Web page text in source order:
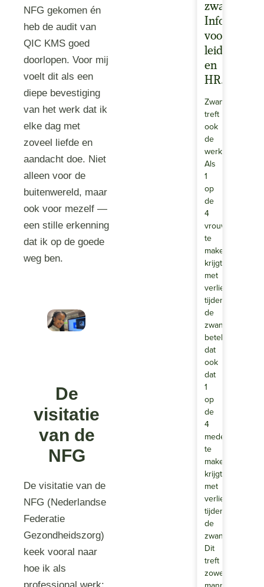
NFG gekomen én
heb de audit van
QIC KMS goed
doorlopen. Voor mij
voelt dit als een
diepe bevestiging
van het werk dat ik
elke dag met
zoveel liefde en
aandacht doe. Niet
alleen voor de
buitenwereld, maar
ook voor mezelf —
een stille erkenning
dat ik op de goede
weg ben.
De
visitatie
van de
NFG
De visitatie van de
NFG (Nederlandse
Federatie
Gezondheidszorg)
keek vooral naar
hoe ik als
Informatie
voor
en
HR.
treft
ook
de
werkvloer
Als
1
op
de
4
vrouwen
te
maken
krijgt
met
verlies
tijdens
de
zwangerschap,
betekent
dat
ook
dat
1
op
de
4
medewerkers
te
maken
krijgt
met
verlies
tijdens
de
zwangerschap.
Dit
treft
zowel